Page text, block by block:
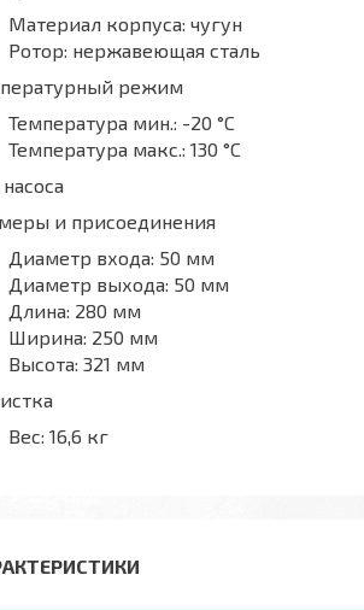
Материал корпуса: чугун
Ротор: нержавеющая сталь
режим
Температура мин.: -20 °С
Температура макс.: 130 °С
и присоединения
Диаметр входа: 50 мм
Диаметр выхода: 50 мм
Длина: 280 мм
Ширина: 250 мм
Высота: 321 мм
Вес: 16,6 кг